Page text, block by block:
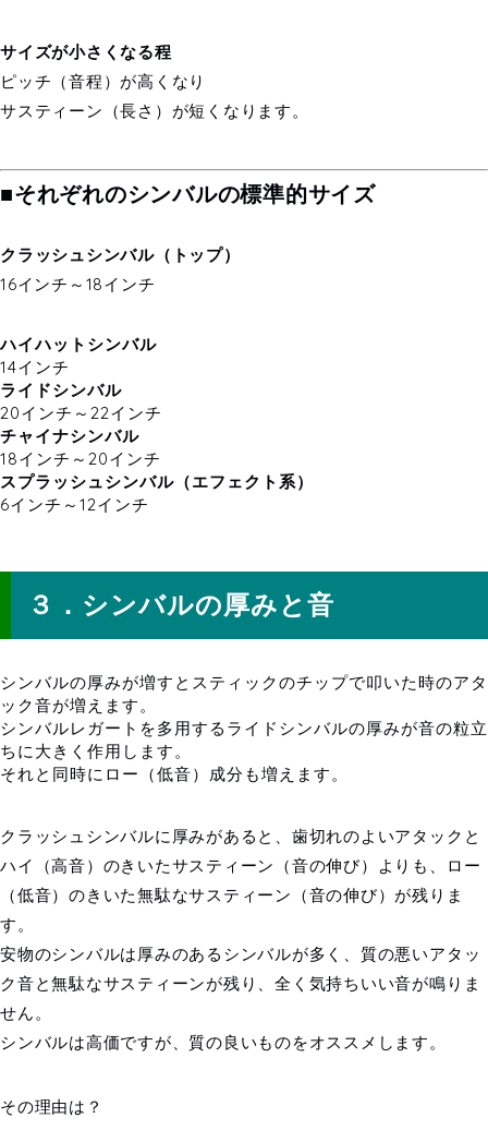
サイズが小さくなる程
ピッチ（音程）が高くなり
サスティーン（長さ）が短くなります。
■それぞれのシンバルの標準的サイズ
クラッシュシンバル（トップ）
16インチ～18インチ
ハイハットシンバル
14インチ
ライドシンバル
20インチ～22インチ
チャイナシンバル
18インチ～20インチ
スプラッシュシンバル（エフェクト系）
6インチ～12インチ
３．シンバルの厚みと音
シンバルの厚みが増すとスティックのチップで叩いた時のアタ
ック音が増えます。
シンバルレガートを多用するライドシンバルの厚みが音の粒立
ちに大きく作用します。
それと同時にロー（低音）成分も増えます。
クラッシュシンバルに厚みがあると、歯切れのよいアタックと
ハイ（高音）のきいたサスティーン（音の伸び）よりも、ロー
（低音）のきいた無駄なサスティーン（音の伸び）が残りま
す。
安物のシンバルは厚みのあるシンバルが多く、質の悪いアタッ
ク音と無駄なサスティーンが残り、全く気持ちいい音が鳴りま
せん。
シンバルは高価ですが、質の良いものをオススメします。
その理由は？